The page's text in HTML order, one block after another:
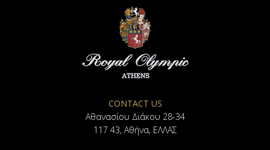
CONTACT US
Αθανασίου Διάκου 28-34
117 43, Αθήνα, ΕΛΛΑΣ